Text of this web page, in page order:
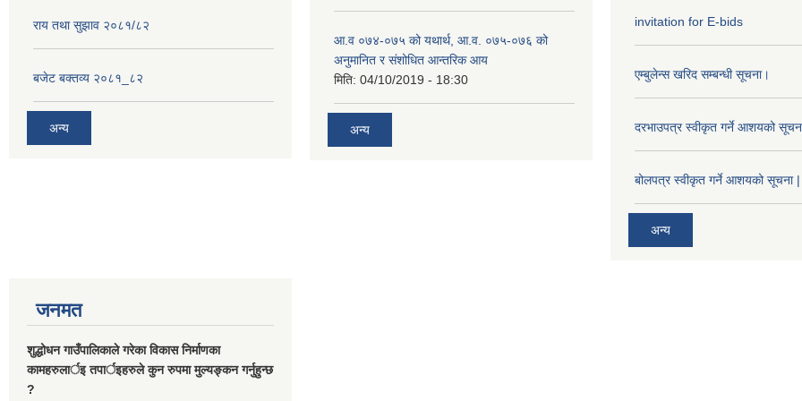
राय तथा सुझाव २०८१/८२
बजेट बक्तव्य २०८१_८२
अन्य
आ.व ०७४-०७५ को यथार्थ, आ.व. ०७५-०७६ को
अनुमानित र संशोधित आन्तरिक आय
मिति: 04/10/2019 - 18:30
अन्य
invitation for E-bids
एम्बुलेन्स खरिद सम्बन्धी सूचना।
दरभाउपत्र स्वीकृत गर्ने आशयको
बोलपत्र स्वीकृत गर्ने आशयको सूचना |
अन्य
जनमत
शुद्धोधन गाउँपालिकाले गरेका विकास निर्माणका
कामहरुलार्इ तपार्इहरुले कुन रुपमा मुल्यङ्कन गर्नुहुन्छ
?